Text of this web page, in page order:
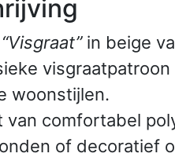
“Visgraat”in beige
woonstijlen.
van comfortabel
of decoratief